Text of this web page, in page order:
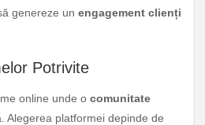
genereze un engagement clienți
Potrivite
online unde o comunitate
Alegerea platformei depinde de